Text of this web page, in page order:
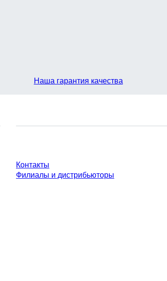
Наша гарантия качества
Контакты
Филиалы и дистрибьюторы